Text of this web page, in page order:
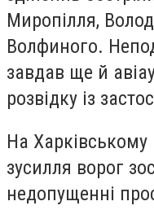
Миропілля,
Волфиного.
завдав ще й
розвідку із
На
зусилля ворог
недопущенні